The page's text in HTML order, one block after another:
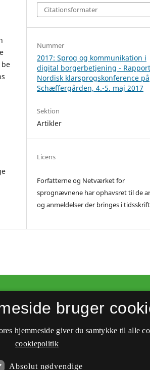
be
Citationsformater
Nummer
2017: Sprog og kommunikation i
digital borgerbetjening -
Nordisk klarsprogskonference på
Schæffergården, 4.-5. maj 2017
Sektion
Artikler
Licens
Forfatterne og Netværket for
sprognævnene har ophavsret til de
og anmeldelser der bringes i
bruger
hjemmeside giver du samtykke til alle
cookiepolitik
Absolut nødvendige